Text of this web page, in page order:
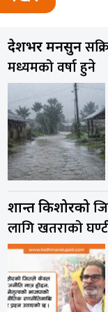
देशभर मनसुन
मध्यमको वर्षा हुने
प्रशान्त किशोरको
लागि खतराको